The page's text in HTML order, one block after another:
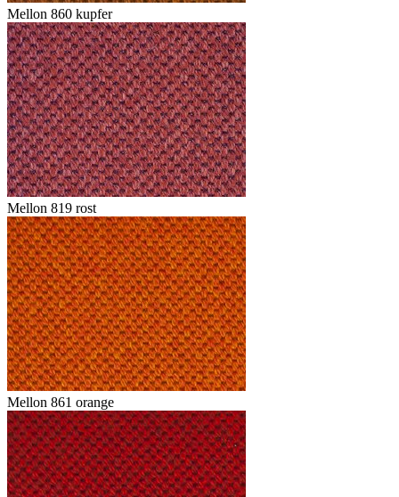
Mellon 860 kupfer
Mellon 819 rost
Mellon 861 orange